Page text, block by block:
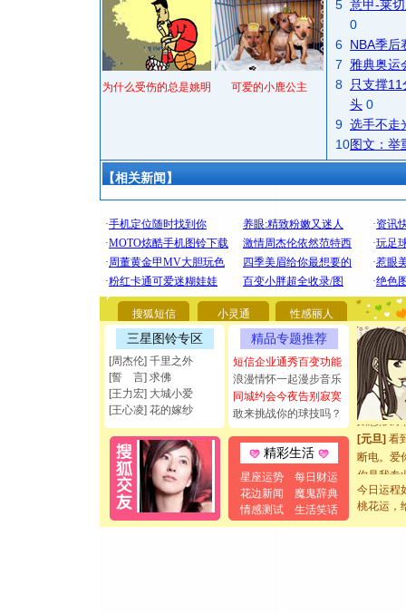
为什么受伤的总是姚明 可爱的小鹿公主
5 意甲-莱
0
6 NBA季后
7
雅典奥运
8
只支撑
头 0
9 选手不走
10图文：举
【相关新闻】
搜狐短信 小灵通 性感丽人
三星图铃专区
[周杰伦] 千里之外
[誓 言] 求佛
[王力宏] 大城小爱
[王心凌] 花的嫁纱
精品专题推荐
短信企业通秀百变功能
浪漫情怀一起漫步音乐
同城约会今夜告别寂寞
敢来挑战你的球技吗？
精彩生活
星座运势
每日财运
花边新闻
魔鬼辞典
情感测试
生活笑话
[圣诞节]
你太多，
要平安！
[圣诞节]
能正大光
都要快乐
[圣诞节]
如意,快
[元旦] 看
断电。爱
你是我专
[元旦]如
起；二是
今日运程
桃花运，